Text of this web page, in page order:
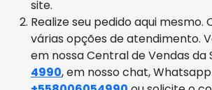
site.
Realize seu pedido aqui mesmo.
várias opções de atendimento.
em nossa Central de Vendas da
4990, em nosso chat, Whatsapp